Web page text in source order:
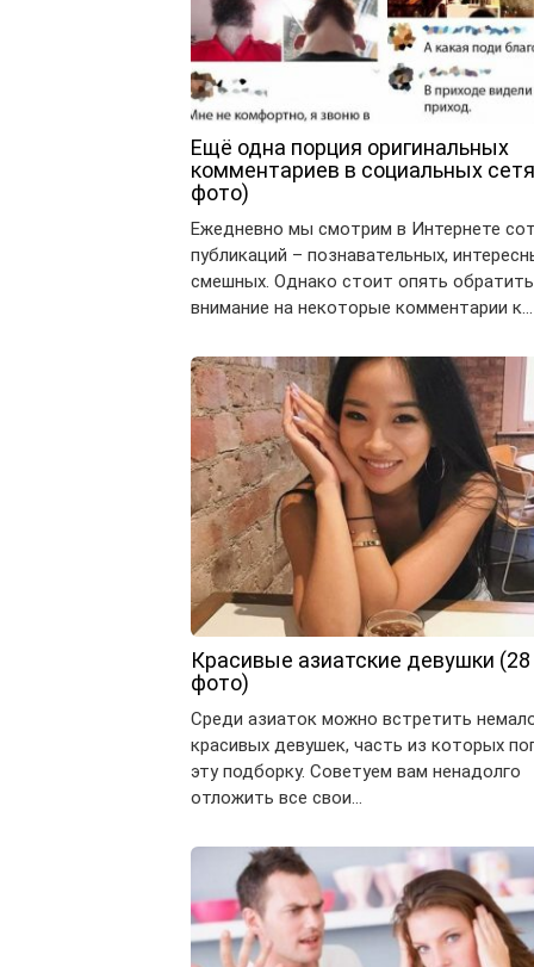
Ещё одна порция оригинальных
комментариев в социальных
фото)
Ежедневно мы смотрим в Интернете
публикаций – познавательных,
смешных. Однако стоит опять обратить
внимание на некоторые комментарии к…
Красивые азиатские девушки (28
фото)
Среди азиаток можно встретить
красивых девушек, часть из которых
эту подборку. Советуем вам ненадолго
отложить все свои…